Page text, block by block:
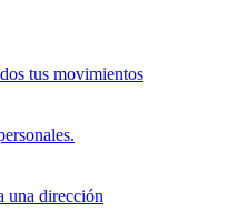
tus movimientos
una dirección